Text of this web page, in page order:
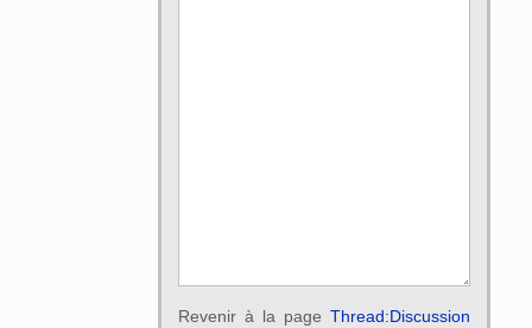
Revenir à la pageThread:Discussion